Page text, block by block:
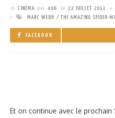
CINÉMA par 406 le 22 JUILLET 2011
MARC WEBB
THE AMAZING SPIDER-
FACEBOOK
Et on continue avec le